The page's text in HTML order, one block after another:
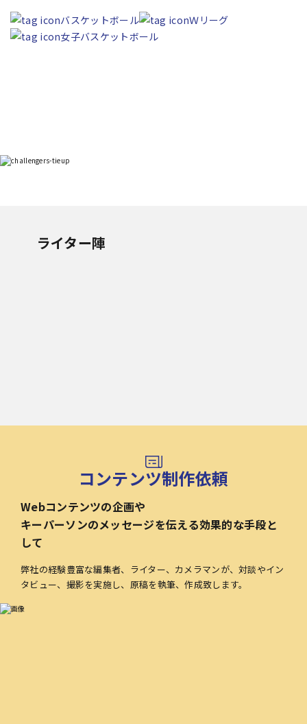
バスケットボール
Ｗリーグ
女子バスケットボール
ライター陣
コンテンツ制作依頼
Webコンテンツの企画や
キーパーソンのメッセージを伝える効果的な手段と
して
弊社の経験豊富な編集者、ライター、カメラマンが、対談やイン
タビュー、撮影を実施し、原稿を執筆、作成致します。